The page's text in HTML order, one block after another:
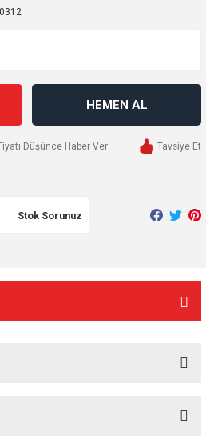
HEMEN AL
Düşünce Haber Ver Tavsiye Et
Stok Sorunuz